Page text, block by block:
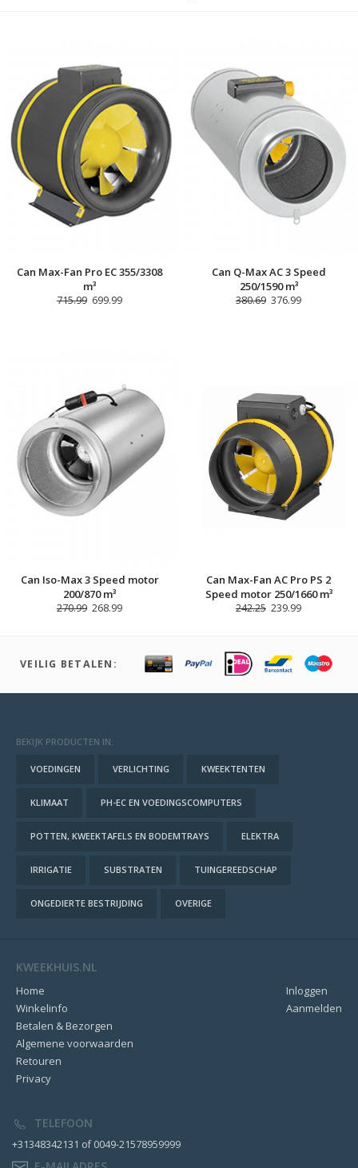
Can Max-Fan Pro EC 355/3308
m³
715.99 699.99
Can Q-Max AC 3 Speed
250/1590 m³
380.69 376.99
Can Iso-Max 3 Speed motor
200/870 m³
270.99 268.99
Can Max-Fan AC Pro PS 2
Speed motor 250/1660 m³
242.25 239.99
VEILIG BETALEN:
BEKIJK PRODUCTEN IN:
VOEDINGEN VERLICHTING KWEEKTENTEN
KLIMAAT PH-EC EN VOEDINGSCOMPUTERS
POTTEN, KWEEKTAFELS EN BODEMTRAYS ELEKTRA
IRRIGATIE SUBSTRATEN TUINGEREEDSCHAP
ONGEDIERTE BESTRIJDING OVERIGE
KWEEKHUIS.NL
Inloggen
Aanmelden
Home
Winkelinfo
Betalen & Bezorgen
Algemene voorwaarden
Retouren
Privacy
TELEFOON
+31348342131 of 0049-21578959999